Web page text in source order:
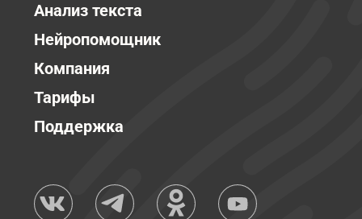
Анализ текста
Нейропомощник
Компания
Тарифы
Поддержка